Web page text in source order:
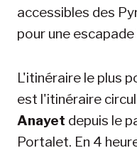
accessibles des
pour une
L'itinéraire le plus
est l'itinéraire
Anayet depuis le
Portalet. En 4